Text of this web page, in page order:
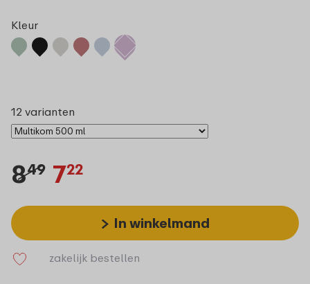
Kleur
12 varianten
849 722
In winkelmand
zakelijk bestellen